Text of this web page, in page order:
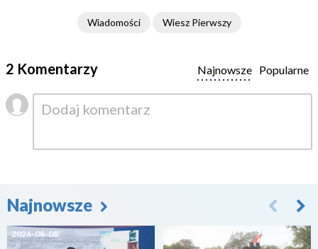
Wiadomości Wiesz Pierwszy
2 Komentarzy Popularne
Najnowsze
Najnowsze
2026-08-08